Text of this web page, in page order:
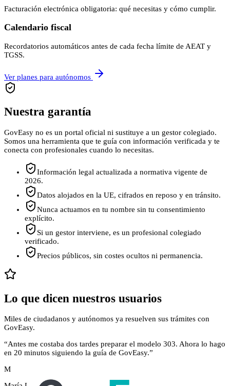
Facturación electrónica obligatoria: qué necesitas y cómo cumplir.
Calendario fiscal
Recordatorios automáticos antes de cada fecha límite de AEAT y
TGSS.
Ver planes para autónomos
Nuestra garantía
GovEasy no es un portal oficial ni sustituye a un gestor colegiado.
Somos una herramienta que te guía con información verificada y te
conecta con profesionales cuando lo necesitas.
Información legal actualizada a normativa vigente de
2026.
Datos alojados en la UE, cifrados en reposo y en tránsito.
Nunca actuamos en tu nombre sin tu consentimiento
explícito.
Si un gestor interviene, es un profesional colegiado
verificado.
Precios públicos, sin costes ocultos ni permanencia.
Lo que dicen nuestros usuarios
Miles de ciudadanos y autónomos ya resuelven sus trámites con
GovEasy.
“Antes me costaba dos tardes preparar el modelo 303. Ahora lo hago
en 20 minutos siguiendo la guía de GovEasy.”
M